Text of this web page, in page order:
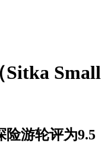
Sitka Small
险游轮评为9.5